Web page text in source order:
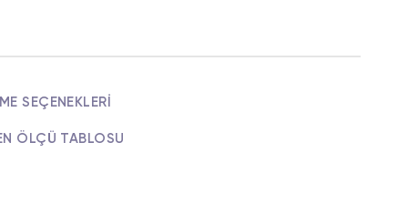
SEÇENEKLERI
ÖLÇÜ TABLOSU